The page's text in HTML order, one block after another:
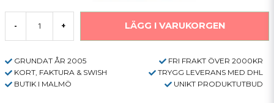
- + LÄGG I VARUKORGEN
GRUNDAT ÅR 2005
FRI FRAKT ÖVER 2000KR
KORT, FAKTURA & SWISH
TRYGG LEVERANS MED DHL
BUTIK I MALMÖ
UNIKT PRODUKTUTBUD